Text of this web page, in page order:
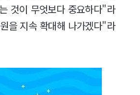
것이 무엇보다 중요하다"라
을 지속 확대해 나가겠다"라